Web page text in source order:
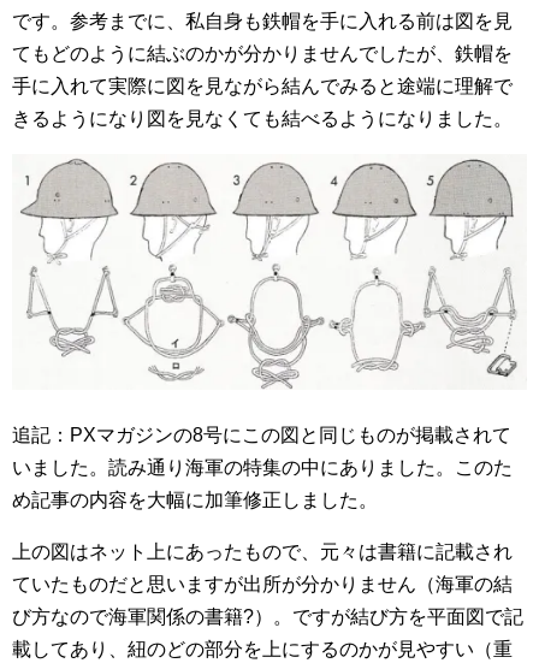
です。参考までに、私自身も鉄帽を手に入れる前は図を見
てもどのように結ぶのかが分かりませんでしたが、鉄帽を
手に入れて実際に図を見ながら結んでみると途端に理解で
きるようになり図を見なくても結べるようになりました。
追記：PXマガジンの8号にこの図と同じものが掲載されて
いました。読み通り海軍の特集の中にありました。このた
め記事の内容を大幅に加筆修正しました。
上の図はネット上にあったもので、元々は書籍に記載され
ていたものだと思いますが出所が分かりません（海軍の結
び方なので海軍関係の書籍?）。ですが結び方を平面図で記
載してあり、紐のどの部分を上にするのかが見やすい（重